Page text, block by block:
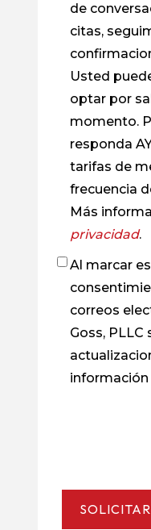
de
citas,
Usted
optar por
momento.
responda
tarifas de
frecuencia
Más
privacidad.
Casilla
verificación
Al marcar
correos
Goss,
información